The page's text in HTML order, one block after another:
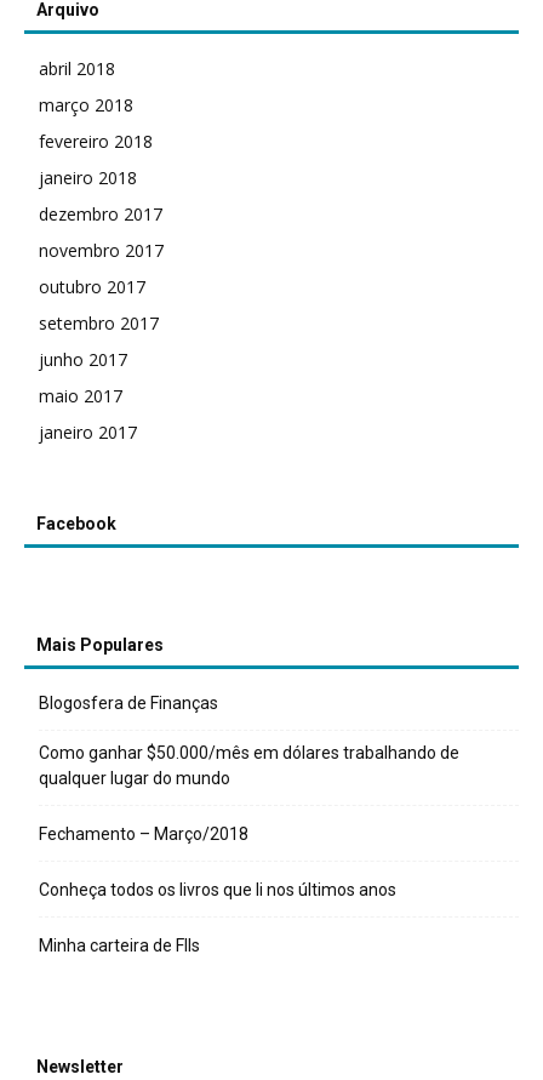
Arquivo
abril 2018
março 2018
fevereiro 2018
janeiro 2018
dezembro 2017
novembro 2017
outubro 2017
setembro 2017
junho 2017
maio 2017
janeiro 2017
Facebook
Mais Populares
Blogosfera de Finanças
Como ganhar $50.000/mês em dólares trabalhando de
qualquer lugar do mundo
Fechamento – Março/2018
Conheça todos os livros que li nos últimos anos
Minha carteira de FIIs
Newsletter